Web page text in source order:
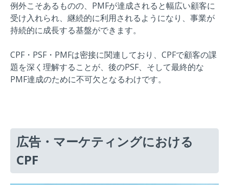
例外こそあるものの、PMFが達成されると幅広い顧客に
受け入れられ、継続的に利用されるようになり、事業が
持続的に成長する基盤ができます。
CPF・PSF・PMFは密接に関連しており、CPFで顧客の課
題を深く理解することが、後のPSF、そして最終的な
PMF達成のために不可欠となるわけです。
広告・マーケティングにおける
CPF